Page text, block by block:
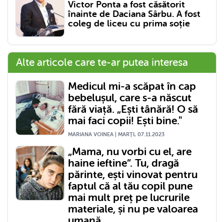
Victor Ponta a fost căsătorit
înainte de Daciana Sârbu. A fost
coleg de liceu cu prima soție
Alte articole care te-ar putea interesa
Medicul mi-a scăpat în cap
bebelușul, care s-a născut
fără viață. „Ești tânără! O să
mai faci copii! Ești bine."
MARIANA VOINEA | MARŢI, 07.11.2023
„Mama, nu vorbi cu el, are
haine ieftine”. Tu, dragă
părinte, ești vinovat pentru
faptul că al tău copil pune
mai mult preț pe lucrurile
materiale, și nu pe valoarea